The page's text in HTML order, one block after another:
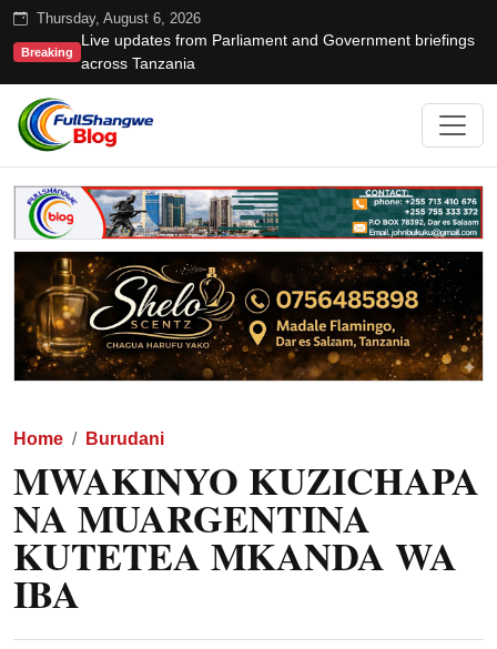
Thursday, August 6, 2026
Breaking
Live updates from Parliament and Government briefings
across Tanzania
Home Burudani
MWAKINYO KUZICHAPA
NA MUARGENTINA
KUTETEA MKANDA WA
IBA